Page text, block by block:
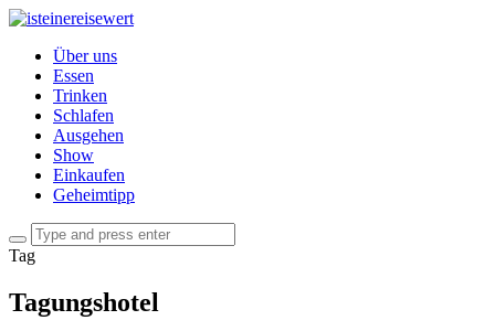
Über uns
Essen
Trinken
Schlafen
Ausgehen
Show
Einkaufen
Geheimtipp
Tag
Tagungshotel